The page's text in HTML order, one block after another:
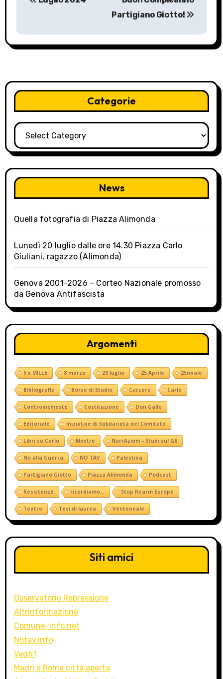
s
t
a
v
i
g
a
t
i
o
n
Partigiano Giotto!
Categorie
Categorie
News
Quella fotografia di Piazza Alimonda
Lunedì 20 luglio dalle ore 14.30 Piazza Carlo
Giuliani, ragazzo (Alimonda)
Genova 2001-2026 – Corteo Nazionale promosso
da Genova Antifascista
Argomenti
5 x MILLE 8 marzo 20 luglio 25 Aprile 25nnale
Bibliografia Borse di Studio Carcere Carlo
Controinchieste Costituzione Don Gallo
Editoriale Iniziative di Solidarietà del Comitato
Libri su Carlo Mostre NarrAzioni - Studi sul G8
No alla Guerra NO TAV Palestina
Partigiano Giotto Piazza Alimonda Podcast
Resistenze ricordiamo... Stop Rearm Europe
Teatro Tesi di laurea Ventennale
Siti amici
Osservatorio Repressione
Altrinformazione
Comune-info.net
Notav.info
Vag61
Madri x Roma città aperta